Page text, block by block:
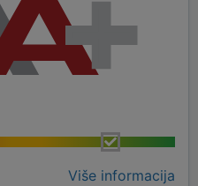
Više informacija